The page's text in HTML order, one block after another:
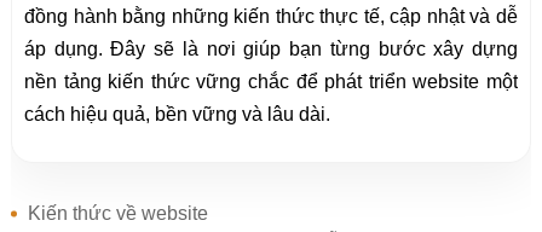
đồng hành bằng những kiến thức thực tế, cập nhật và dễ
áp dụng. Đây sẽ là nơi giúp bạn từng bước xây dựng
nền tảng kiến thức vững chắc để phát triển website một
cách hiệu quả, bền vững và lâu dài.
Kiến thức về website